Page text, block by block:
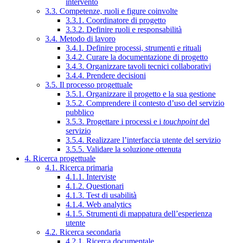
intervento
3.3. Competenze, ruoli e figure coinvolte
3.3.1. Coordinatore di progetto
3.3.2. Definire ruoli e responsabilità
3.4. Metodo di lavoro
3.4.1. Definire processi, strumenti e rituali
3.4.2. Curare la documentazione di progetto
3.4.3. Organizzare tavoli tecnici collaborativi
3.4.4. Prendere decisioni
3.5. Il processo progettuale
3.5.1. Organizzare il progetto e la sua gestione
3.5.2. Comprendere il contesto d’uso del servizio
pubblico
3.5.3. Progettare i processi e i touchpointdel
servizio
3.5.4. Realizzare l’interfaccia utente del servizio
3.5.5. Validare la soluzione ottenuta
4. Ricerca progettuale
4.1. Ricerca primaria
4.1.1. Interviste
4.1.2. Questionari
4.1.3. Test di usabilità
4.1.4. Web analytics
4.1.5. Strumenti di mappatura dell’esperienza
utente
4.2. Ricerca secondaria
4.2.1. Ricerca documentale